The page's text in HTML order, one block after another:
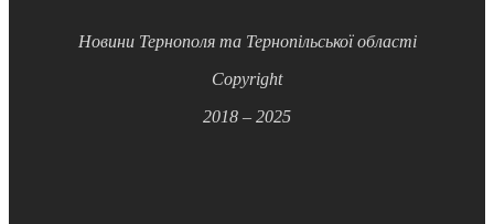
Новини Тернополя та Тернопільської області
Copyright
2018 – 2025